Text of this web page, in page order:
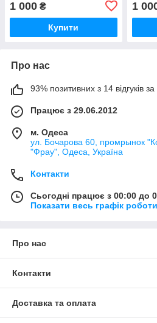
письменників. Переклади
з англійської
1 000 ₴
Купити
1
Про нас
93% позитивних з 14 відгуків за
Працює з 29.06.2012
м. Одеса
ул. Бочарова 60, промрынок
"Фрау", Одеса, Україна
Контакти
Сьогодні працює з 00:00 до
Показати весь графік роботи
Про нас
Контакти
Доставка та оплата